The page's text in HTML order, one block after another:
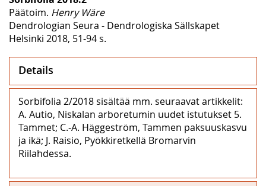
Päätoim. Henry Wäre
Dendrologian Seura - Dendrologiska Sällskapet
Helsinki 2018, 51-94 s.
Details
Sorbifolia 2/2018 sisältää mm. seuraavat artikkelit:
A. Autio, Niskalan arboretumin uudet istutukset 5.
Tammet; C.-A. Häggeström, Tammen paksuuskasvu
ja ikä; J. Raisio, Pyökkiretkellä Bromarvin
Riilahdessa.